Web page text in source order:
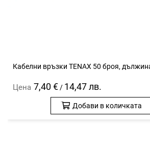
Кабелни връзки TENAX 50 броя,
Цена 7,40 € / 14,47 лв.
Добави в количката